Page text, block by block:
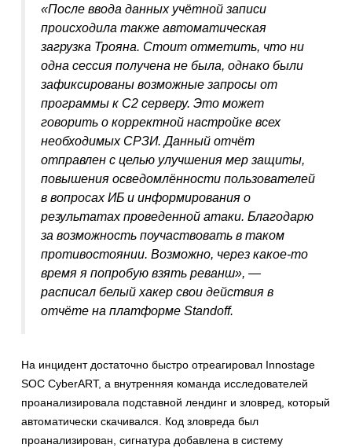
«После ввода данных учётной записи
происходила также автоматическая
загрузка Трояна. Стоит отметить, что ни
одна сессия получена не была, однако были
зафиксированы возможные запросы от
программы к C2 серверу. Это может
говорить о корректной настройке всех
необходимых СРЗИ. Данный отчёт
отправлен с целью улучшения мер защиты,
повышения осведомлённости пользователей
в вопросах ИБ и информирования о
результатах проведенной атаки. Благодарю
за возможность поучаствовать в таком
противостоянии. Возможно, через какое-то
время я попробую взять реванш», —
расписал белый хакер свои действия в
отчёте на платформе Standoff.
На инцидент достаточно быстро отреагировал Innostage
SOC CyberART, а внутренняя команда исследователей
проанализировала подставной лендинг и зловред, который
автоматически скачивался. Код зловреда был
проанализирован, сигнатура добавлена в систему